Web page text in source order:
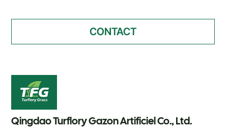
CONTACT
Qingdao Turflory Gazon Artificiel Co., Ltd.